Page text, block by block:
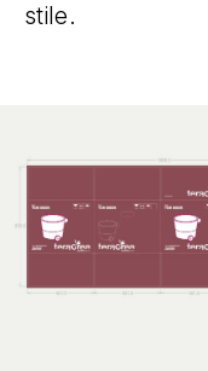
stile.